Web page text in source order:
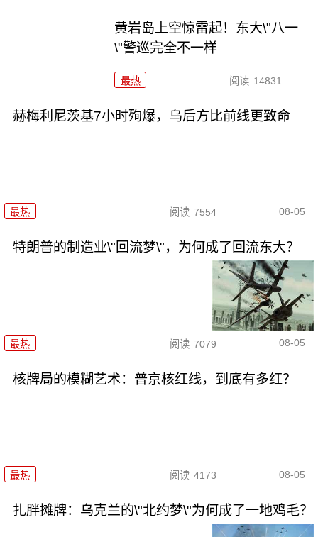
黄岩岛上空惊雷起！东大\"八一
\"警巡完全不一样
最热 阅读 14831
赫梅利尼茨基7小时殉爆，乌后方比前线更致命
最热 阅读 7554 08-05
特朗普的制造业\"回流梦\"，为何成了回流东大？
最热 阅读 7079 08-05
核牌局的模糊艺术：普京核红线，到底有多红？
最热 阅读 4173 08-05
扎胖摊牌：乌克兰的\"北约梦\"为何成了一地鸡毛？